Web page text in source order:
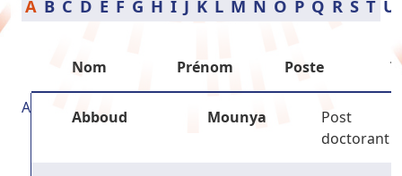
A B C D E F G H I J K L M N O P Q R S T U
Nom Prénom Poste
A Abboud Mounya
Post
doctorant